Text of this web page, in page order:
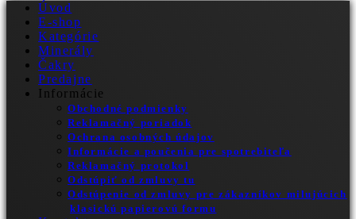
Úvod
E-shop
Kategórie
Minerály
Čakry
Predajne
Informácie
Obchodné podmienky
Reklamačný poriadok
Ochrana osobných údajov
Informácie a poučenia pre spotrebiteľa
Reklamačný protokol
Odstúpiť od zmluvy tu
Odstúpenie od zmluvy pre zákazníkov milujúcich
klasickú papierovú formu